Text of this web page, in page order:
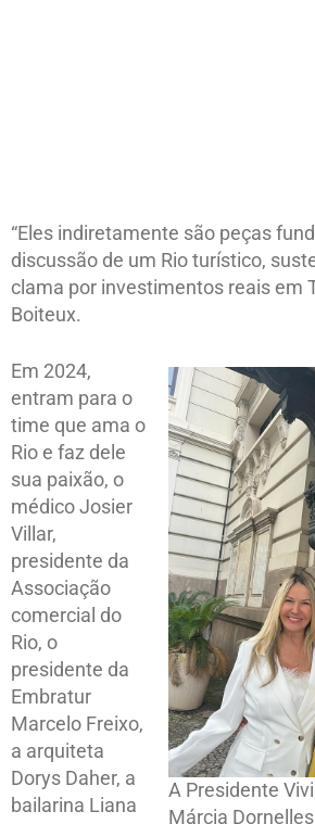
“Eles indiretamente são peças
discussão de um Rio turístico,
clama por investimentos reais em
Boiteux.
A Presidente
Márcia Dornelles
Em 2024,
entram para o
time que ama o
Rio e faz dele
sua paixão, o
médico Josier
Villar,
presidente da
Associação
comercial do
Rio, o
presidente da
Embratur
Marcelo Freixo,
a arquiteta
Dorys Daher, a
bailarina Liana